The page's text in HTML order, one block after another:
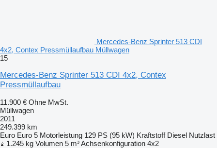
Mercedes-Benz Sprinter 513 CDI
4x2, Contex Pressmüllaufbau Müllwagen
15
Mercedes-Benz Sprinter 513 CDI 4x2, Contex
Pressmüllaufbau
11.900 € Ohne MwSt.
Müllwagen
2011
249.399 km
Euro Euro 5 Motorleistung 129 PS (95 kW) Kraftstoff Diesel Nutzlast
1.245 kg Volumen 5 m³Achsenkonfiguration 4x2